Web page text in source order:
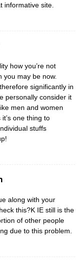
informative site.
how you’re not
you may be now.
significantly in
personally consider it
men and women
one thing to
stuffs
along with your
this?K IE still is the
of other people
due to this problem.